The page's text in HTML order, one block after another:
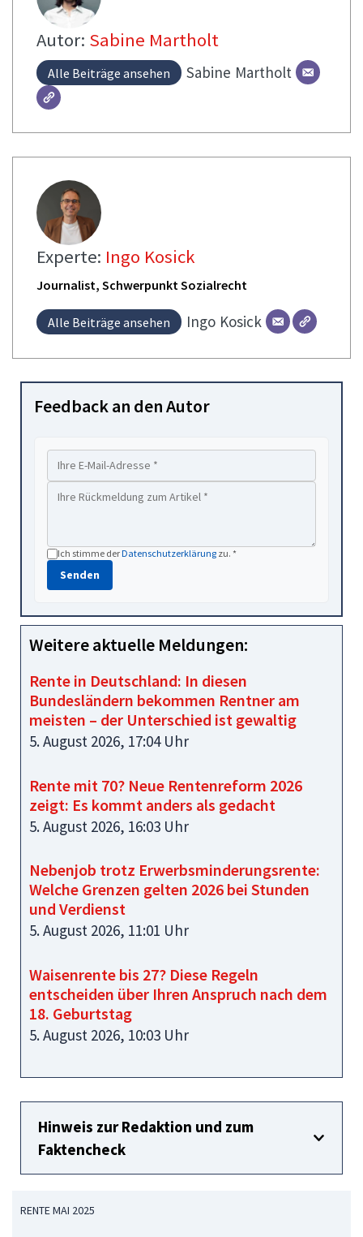
Autor: Sabine Martholt
Alle Beiträge ansehen Sabine Martholt
Experte: Ingo Kosick
Journalist, Schwerpunkt Sozialrecht
Alle Beiträge ansehen Ingo Kosick
Feedback an den Autor
Ich stimme derDatenschutzerklärung zu. *
Senden
Weitere aktuelle Meldungen:
Rente in Deutschland: In diesen
Bundesländern bekommen Rentner am
meisten – der Unterschied ist gewaltig
5. August 2026, 17:04 Uhr
Rente mit 70? Neue Rentenreform 2026
zeigt: Es kommt anders als gedacht
5. August 2026, 16:03 Uhr
Nebenjob trotz Erwerbsminderungsrente:
Welche Grenzen gelten 2026 bei Stunden
und Verdienst
5. August 2026, 11:01 Uhr
Waisenrente bis 27? Diese Regeln
entscheiden über Ihren Anspruch nach dem
18. Geburtstag
5. August 2026, 10:03 Uhr
Hinweis zur Redaktion und zum
Faktencheck
RENTE MAI 2025